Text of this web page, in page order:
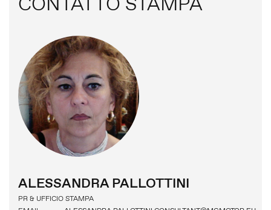
ALESSANDRA PALLOTTINI
PR & UFFICIO STAMPA